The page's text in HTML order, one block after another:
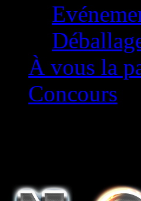
À vous la
Concours